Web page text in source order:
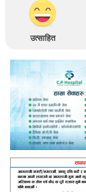
उत्साहित